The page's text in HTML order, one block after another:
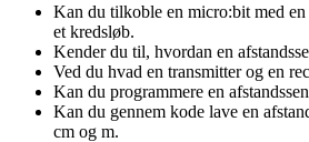
Kan du tilkoble en micro:bit med
et kredsløb.
Kender du til, hvordan en
Ved du hvad en transmitter og en
Kan du programmere en
Kan du gennem kode lave en
cm og m.